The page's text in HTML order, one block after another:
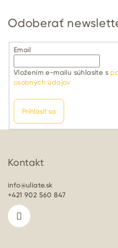
Odoberať
Email
Vložením e-mailu súhlasíte s
osobných údajov
Prihlásiť sa
Kontakt
info@uliate.sk
+421 902 560 847